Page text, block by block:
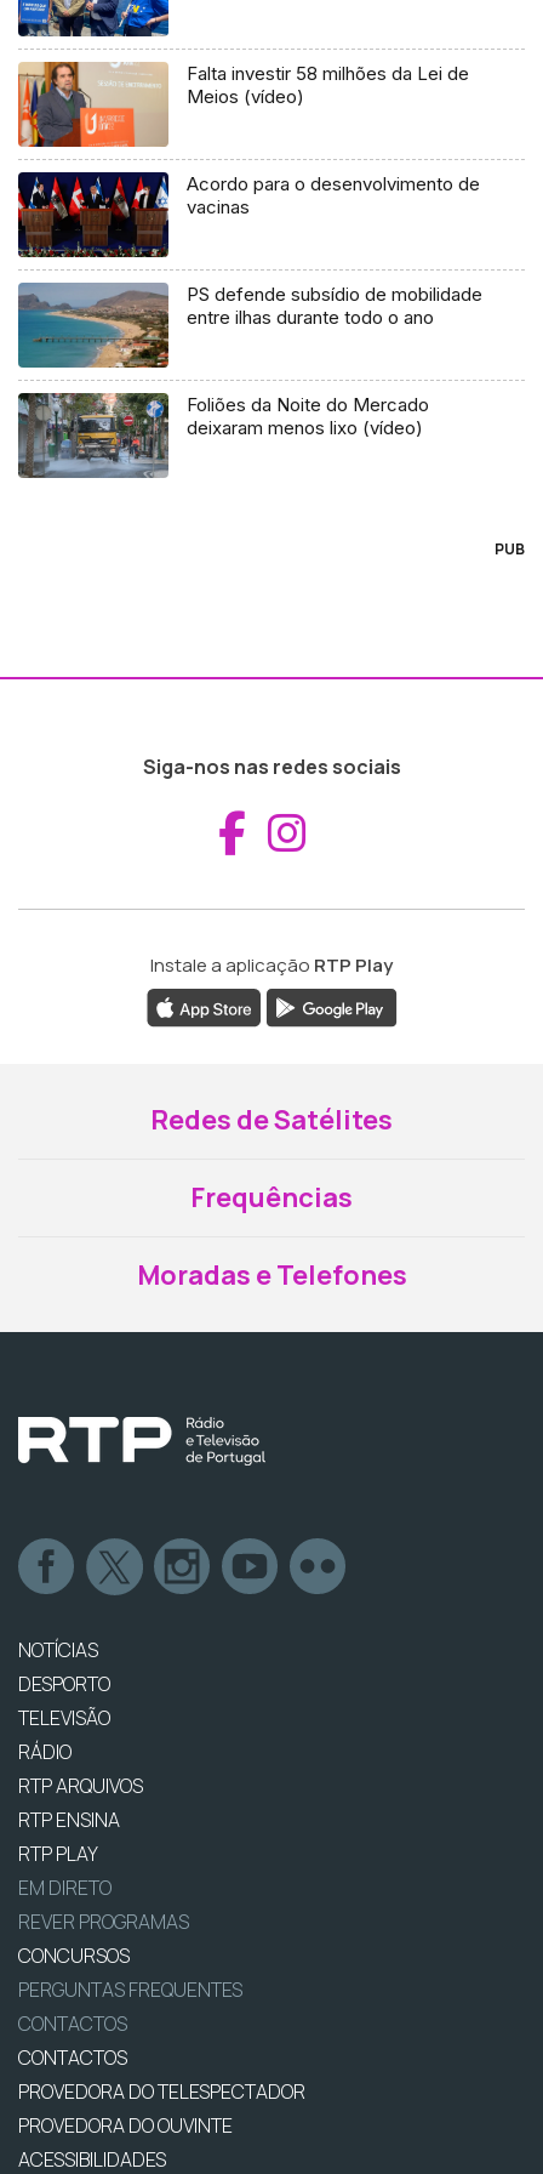
Falta investir 58 milhões da Lei de
Meios (vídeo)
Acordo para o desenvolvimento de
vacinas
PS defende subsídio de mobilidade
entre ilhas durante todo o ano
Foliões da Noite do Mercado
deixaram menos lixo (vídeo)
PUB
Siga-nos nas redes sociais
Aceder ao
Instale a aplicação RTP Play
Redes de Satélites
Frequências
Moradas e Telefones
NOTÍCIAS
DESPORTO
TELEVISÃO
RÁDIO
RTP ARQUIVOS
RTP ENSINA
RTP PLAY
EM DIRETO
REVER PROGRAMAS
CONCURSOS
PERGUNTAS FREQUENTES
CONTACTOS
CONTACTOS
PROVEDORA DO TELESPECTADOR
PROVEDORA DO OUVINTE
ACESSIBILIDADES